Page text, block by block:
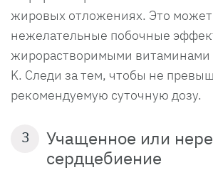
жировых отложениях. Это
нежелательные побочные
жирорастворимыми витаминами
K. Следи за тем, чтобы не
рекомендуемую суточную дозу.
3
Учащенное или
сердцебиение